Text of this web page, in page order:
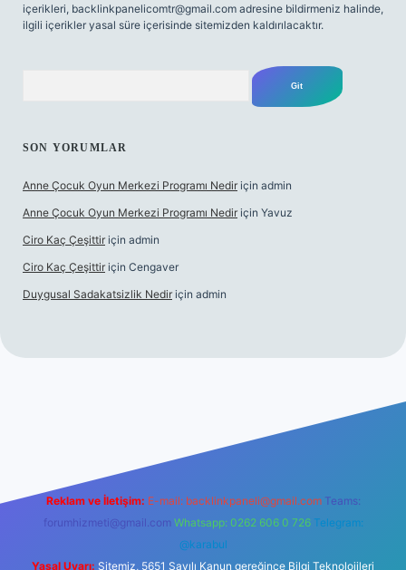
içerikleri, backlinkpanelicomtr@gmail.com adresine bildirmeniz halinde,
ilgili içerikler yasal süre içerisinde sitemizden kaldırılacaktır.
SON YORUMLAR
Anne Çocuk Oyun Merkezi Programı Nedir için admin
Anne Çocuk Oyun Merkezi Programı Nedir için Yavuz
Ciro Kaç Çeşittir için admin
Ciro Kaç Çeşittir için Cengaver
Duygusal Sadakatsizlik Nedir için admin
elexbetgiris.org
Reklam ve İletişim: E-mail: backlinkpaneli@gmail.com Teams:
forumhizmeti@gmail.com Whatsapp: 0262 606 0 726 Telegram:
@karabul
Yasal Uyarı: Sitemiz, 5651 Sayılı Kanun gereğince Bilgi Teknolojileri